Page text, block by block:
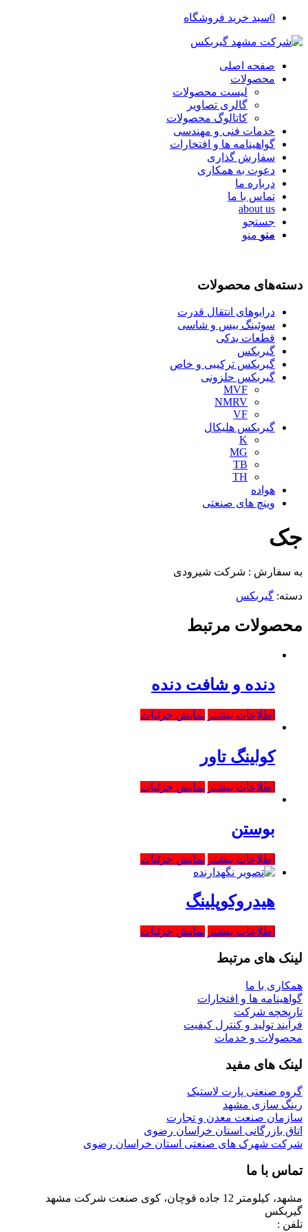
0سبد خرید فروشگاه
صفحه اصلی
محصولات
لیست محصولات
گالری تصاویر
کاتالوگ محصولات
خدمات فنی و مهندسی
گواهینامه ها و افتخارات
سفارش گذاری
دعوت به همکاری
درباره ما
تماس با ما
about us
جستجو
منو منو
دسته‌های محصولات
درایوهای انتقال قدرت
سوئینگ بیس و شاسی
قطعات یدکی
گیربکس
گیربکس ترکیبی و خاص
گیربکس حلزونی
MVF
NMRV
VF
گیربکس هلیکال
K
MG
TB
TH
هواده
وینچ های صنعتی
جک
به سفارش : شرکت شیرودی
دسته: گیربکس
محصولات مرتبط
دنده و شافت دنده
اطلاعات بیشتر نمایش جزئیات
کولینگ تاور
اطلاعات بیشتر نمایش جزئیات
بوستن
اطلاعات بیشتر نمایش جزئیات
هیدروکوپلینگ
اطلاعات بیشتر نمایش جزئیات
لینک های مرتبط
همکاری با ما
گواهینامه ها و افتخارات
تاریخچه شرکت
فرآیند تولید و کنترل کیفیت
محصولات و خدمات
لینک های مفید
گروه صنعتی پارت لاستیک
رینگ سازی مشهد
سازمان صنعت معدن و تجارت
اتاق بازرگانی استان خراسان رضوی
شرکت شهرک های صنعتی استان خراسان رضوی
تماس با ما
مشهد، کیلومتر 12 جاده قوچان، کوی صنعت شرکت مشهد
گیربکس
تلفن :